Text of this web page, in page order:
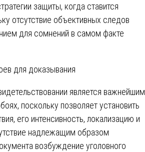
защиты, когда ставится
отсутствие объективных следов
для сомнений в самом факте
для доказывания
является важнейшим
поскольку позволяет установить
его интенсивность, локализацию и
надлежащим образом
возбуждение уголовного